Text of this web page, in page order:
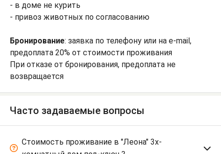
- в доме не курить
- привоз животных по согласованию
Бронирование: заявка по телефону или на e-mail,
предоплата 20% от стоимости проживания
При отказе от бронирования, предоплата не
возвращается
Часто задаваемые вопросы
Стоимость проживание в "Леона" 3х-